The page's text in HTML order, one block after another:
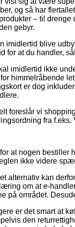
og så har
– til drenge
gebyr.
imidlertid blive
for at du handler,
imidlertid ikke
himmelråbende
er dog
foreslår vi
fra
at nogen bestiller
ikke videre
alternativ kan
om at e-
på området.
er det smart at
den